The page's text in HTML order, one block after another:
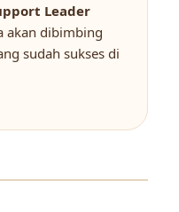
Leader
akan dibimbing
sudah sukses di